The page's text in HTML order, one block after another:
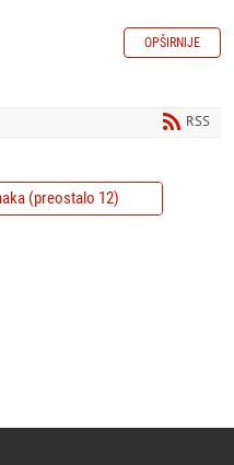
OPŠIRNIJE
RSS
(preostalo 12)